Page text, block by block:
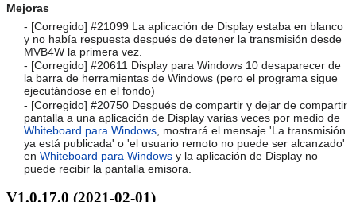
Mejoras
- [Corregido] #21099 La aplicación de Display estaba en blanco
y no había respuesta después de detener la transmisión desde
MVB4W la primera vez.
- [Corregido] #20611 Display para Windows 10 desaparecer de
la barra de herramientas de Windows (pero el programa sigue
ejecutándose en el fondo)
- [Corregido] #20750 Después de compartir y dejar de compartir
pantalla a una aplicación de Display varias veces por medio de
Whiteboard para Windows , mostrará el mensaje 'La transmisión
ya está publicada' o 'el usuario remoto no puede ser alcanzado'
enWhiteboard para Windows y la aplicación de Display no
puede recibir la pantalla emisora.
V1.0.17.0 (2021-02-01)